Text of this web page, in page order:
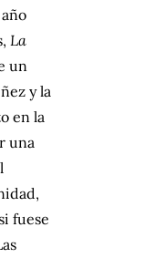
La
un
y la
en la
una
fuese